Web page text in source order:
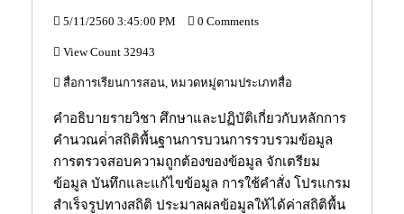
5/11/2560 3:45:00 PM 0 Comments
View Count 32943
สื่อการเรียนการสอน, หมวดหมู่ตามประเภทสื่อ
คำอธิบายรายวิชา ศึกษาและปฏิบัติเกี่ยวกับหลักการ
คำนวณค่่าสถิติพื้นฐานการบวนการรวบรวมข้อมูล
การตรวจสอบความถูกต้องของข้อมูล จักเตรียม
ข้อมูล บันทึกและแก้ไขข้อมูล การใช้คำสั่ง โปรแกรม
สำเร็จรูปทางสถิติ ประมาลผลข้อมูลให้ได้ค่าสถิติพื้น